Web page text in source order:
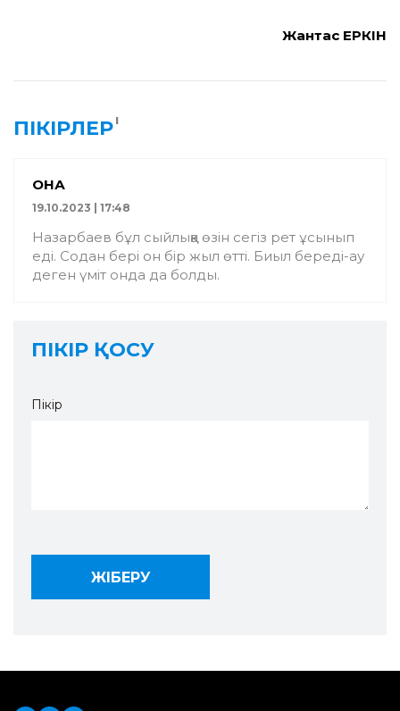
Жантас ЕРКІН
ПІКІРЛЕР1
ҚОНАҚ
19.10.2023 | 17:48
Назарбаев бұл сыйлыққа өзін сегіз рет ұсынып
еді. Содан бері он бір жыл өтті. Биыл береді-ау
деген үміт онда да болды.
ПІКІР ҚОСУ
Пікір